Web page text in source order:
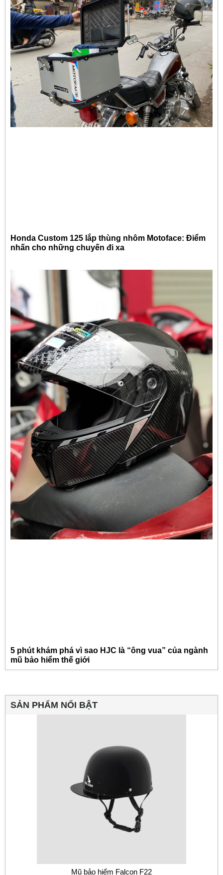
Honda Custom 125 lắp thùng nhôm Motoface: Điểm
nhấn cho những chuyến đi xa
5 phút khám phá vì sao HJC là “ông vua” của ngành
mũ bảo hiểm thế giới
SẢN PHẨM NỔI BẬT
Mũ bảo hiểm Falcon F22